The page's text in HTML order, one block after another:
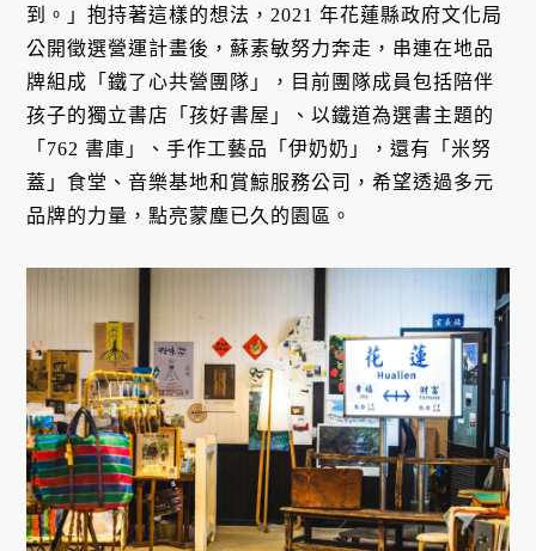
到。」抱持著這樣的想法，2021 年花蓮縣政府文化局
公開徵選營運計畫後，蘇素敏努力奔走，串連在地品
牌組成「鐵了心共營團隊」，目前團隊成員包括陪伴
孩子的獨立書店「孩好書屋」、以鐵道為選書主題的
「762 書庫」、手作工藝品「伊奶奶」，還有
「米努
蓋」 食堂、音樂基地和賞鯨服務公司，希望透過多元
品牌的力量，點亮蒙塵已久的園區。